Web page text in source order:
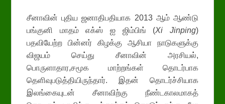
சீனாவின் புதிய ஜனாதிபதியாக 2013 ஆம் ஆண்டு
பங்குனி மாதம் எக்ஸ் ஐ ஜிம்பிங் (Xi Jinping)
பதவியேற்ற பின்னர் கிழக்கு ஆசியா நாடுகளுக்கு
விஜயம் செய்து சீனாவின் அரசியல்,
பொருளாதார,சமூக மாற்றங்கள் தொடர்பாக
தெளிவுபடுத்தியிருந்தார். இதன் தொடர்ச்சியாக
இலங்கையுடன் சீனாவிற்கு நீண்டகாலமாகத்